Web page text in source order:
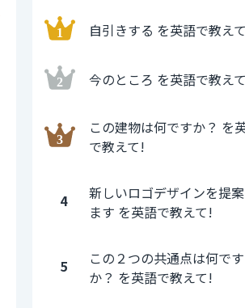
自引きする を英語で教え
今のところ を英語で教え
この建物は何ですか？ を
で教えて!
4
新しいロゴデザインを提
ます を英語で教えて!
5
この２つの共通点は何です
か？ を英語で教えて!